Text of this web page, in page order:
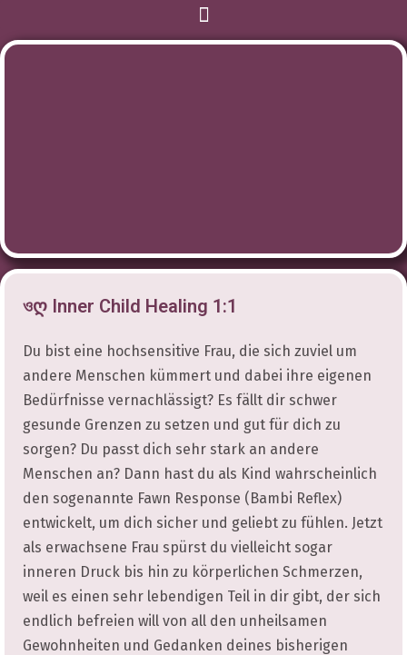
ওღ Inner Child Healing 1:1
Du bist eine hochsensitive Frau, die sich zuviel um
andere Menschen kümmert und dabei ihre eigenen
Bedürfnisse vernachlässigt? Es fällt dir schwer
gesunde Grenzen zu setzen und gut für dich zu
sorgen? Du passt dich sehr stark an andere
Menschen an? Dann hast du als Kind wahrscheinlich
den sogenannte Fawn Response (Bambi Reflex)
entwickelt, um dich sicher und geliebt zu fühlen. Jetzt
als erwachsene Frau spürst du vielleicht sogar
inneren Druck bis hin zu körperlichen Schmerzen,
weil es einen sehr lebendigen Teil in dir gibt, der sich
endlich befreien will von all den unheilsamen
Gewohnheiten und Gedanken deines bisherigen